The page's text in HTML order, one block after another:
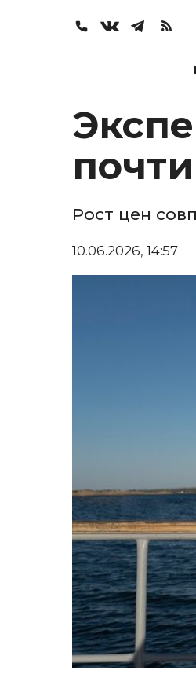
Рост цен
10.06.2026, 14:57